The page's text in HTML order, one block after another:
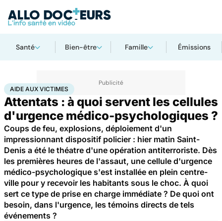
Santé Bien-être Famille Émissions
AccueilBien-êtrePsycho Aide aux victimes
AIDE AUX VICTIMES
Attentats : à quoi servent les cellules
d'urgence médico-psychologiques ?
Coups de feu, explosions, déploiement d'un
impressionnant dispositif policier : hier matin Saint-
Denis a été le théatre d'une opération antiterroriste. Dès
les premières heures de l'assaut, une cellule d'urgence
médico-psychologique s'est installée en plein centre-
ville pour y recevoir les habitants sous le choc. À quoi
sert ce type de prise en charge immédiate ? De quoi ont
besoin, dans l'urgence, les témoins directs de tels
événements ?